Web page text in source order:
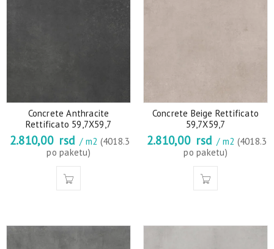
Concrete Anthracite
Rettificato 59,7X59,7
2.810,00 rsd / m2 (4018.3
po paketu)
Concrete Beige Rettificato
59,7X59,7
2.810,00 rsd / m2 (4018.3
po paketu)